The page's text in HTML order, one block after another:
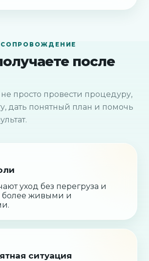
СОПРОВОЖДЕНИЕ
после
просто провести процедуру,
дать понятный план и помочь
уход без перегруза и
живыми и
ситуация